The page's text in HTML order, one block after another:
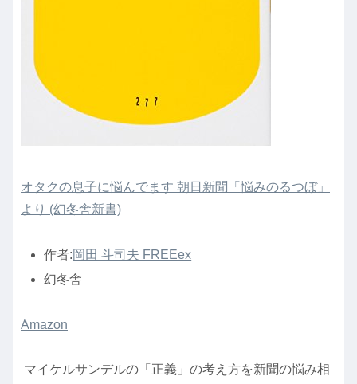
オタクの息子に悩んでます 朝日新聞「悩みのるつぼ」
より (幻冬舎新書)
作者:岡田 斗司夫 FREEex
幻冬舎
Amazon
マイケルサンデルの「正義」の考え方を新聞の悩み相